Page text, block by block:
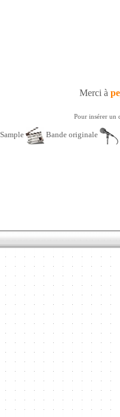
Merci à
Pour insérer un
Sample Bande originale